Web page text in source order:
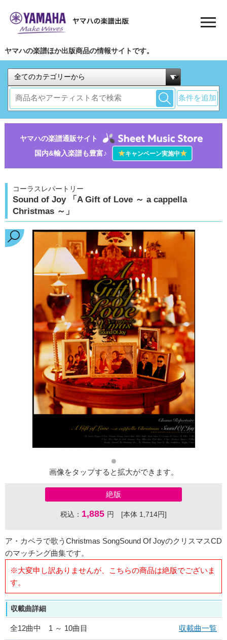
ヤマハの楽譜ほか出版商品の情報サイトです。
条件を追加
ヤマハの楽譜通販サイト
国内&輸入楽譜も豊富♪
★キャンペーン実施中★
コーラスレパートリー
Sound of Joy 「A Gift of Love ～ a cappella
Christmas ～」
画像をタップすると拡大ができます。
絶版
税込： 1,885 円 [本体 1,714円]
ア・カペラで歌うChristmas SongSound Of JoyのクリスマスCD
のマッチング曲集です。
※大変申し訳ありませんが、こちらの商品は絶版でございま
す。
収載曲詳細
全12曲中 1 ～ 10曲目 収載曲一覧